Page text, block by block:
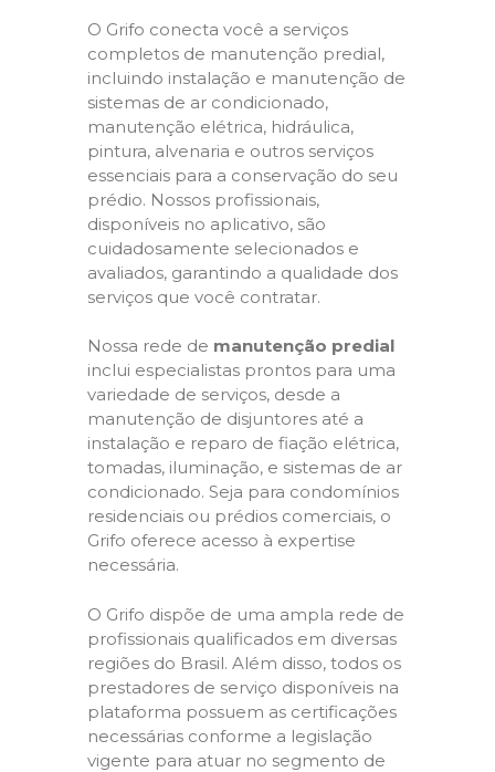
O Grifo conecta você a serviços
completos de manutenção predial,
incluindo instalação e manutenção de
sistemas de ar condicionado,
manutenção elétrica, hidráulica,
pintura, alvenaria e outros serviços
essenciais para a conservação do seu
prédio. Nossos profissionais,
disponíveis no aplicativo, são
cuidadosamente selecionados e
avaliados, garantindo a qualidade dos
serviços que você contratar.
Nossa rede de manutenção predial
inclui especialistas prontos para uma
variedade de serviços, desde a
manutenção de disjuntores até a
instalação e reparo de fiação elétrica,
tomadas, iluminação, e sistemas de ar
condicionado. Seja para condomínios
residenciais ou prédios comerciais, o
Grifo oferece acesso à expertise
necessária.
O Grifo dispõe de uma ampla rede de
profissionais qualificados em diversas
regiões do Brasil. Além disso, todos os
prestadores de serviço disponíveis na
plataforma possuem as certificações
necessárias conforme a legislação
vigente para atuar no segmento de